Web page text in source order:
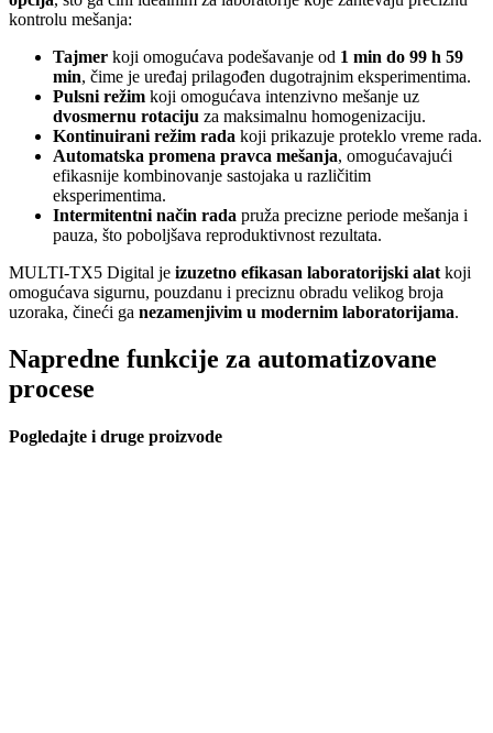
kontrolu mešanja:
Tajmer koji omogućava podešavanje od 1 min do 99 h 59
min, čime je uređaj prilagođen dugotrajnim eksperimentima.
Pulsni režim koji omogućava intenzivno mešanje uz
dvosmernu rotaciju za maksimalnu homogenizaciju.
Kontinuirani režim rada koji prikazuje proteklo vreme rada.
Automatska promena pravca mešanja, omogućavajući
efikasnije kombinovanje sastojaka u različitim
eksperimentima.
Intermitentni način rada pruža precizne periode mešanja i
pauza, što poboljšava reproduktivnost rezultata.
MULTI-TX5 Digital je izuzetno efikasan laboratorijski alat koji
omogućava sigurnu, pouzdanu i preciznu obradu velikog broja
uzoraka, čineći ga nezamenjivim u modernim laboratorijama.
Napredne funkcije za automatizovane
procese
Pogledajte i druge proizvode